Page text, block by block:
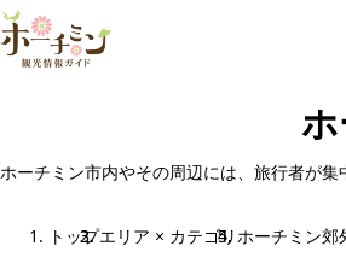
ホーチミン市内やその周辺には、旅行者が
トップエリア × カテゴリホーチミン郊